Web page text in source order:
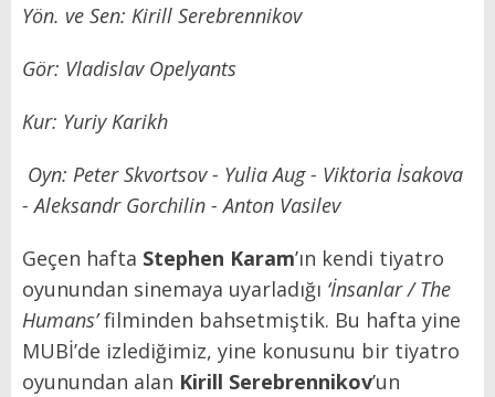
Yön. ve Sen: Kirill Serebrennikov
Gör: Vladislav Opelyants
Kur: Yuriy Karikh
Oyn: Peter Skvortsov - Yulia Aug - Viktoria İsakova
- Aleksandr Gorchilin - Anton Vasilev
Geçen hafta Stephen Karam’ın kendi tiyatro
oyunundan sinemaya uyarladığı ‘İnsanlar / The
Humans’ filminden bahsetmiştik. Bu hafta yine
MUBİ’de izlediğimiz, yine konusunu bir tiyatro
oyunundan alan Kirill Serebrennikov’un